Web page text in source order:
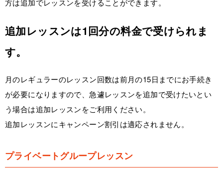
方は追加でレッスンを受けることができます。
追加レッスンは1回分の料金で受けられま
す。
月のレギュラーのレッスン回数は前月の15日までにお手続き
が必要になりますので、急遽レッスンを追加で受けたいとい
う場合は追加レッスンをご利用ください。
追加レッスンにキャンペーン割引は適応されません。
プライベートグループレッスン